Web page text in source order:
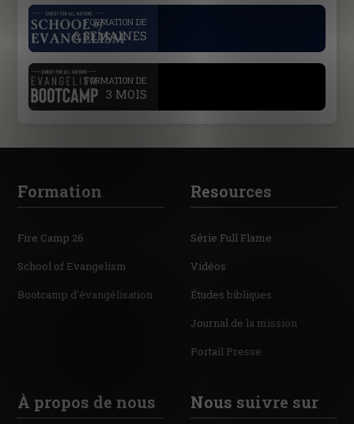
FORMATION DE
6 SEMAINES
FORMATION DE
3 MOIS
Formation
Fire Camp 26
School of Evangelism
Bootcamp d'évangélisation
Resources
Série Full Flame
Vidéos
Études bibliques
Journal de la mission
Portail Presse
À propos de nous Nous suivre sur